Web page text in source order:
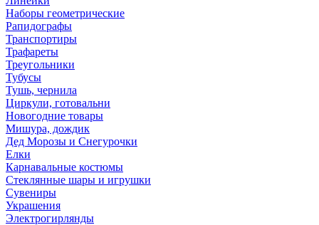
Наборы геометрические
Рапидографы
Транспортиры
Трафареты
Треугольники
Тубусы
Тушь, чернила
Циркули, готовальни
Новогодние товары
Мишура, дождик
Дед Морозы и Снегурочки
Елки
Карнавальные костюмы
Стеклянные шары и игрушки
Сувениры
Украшения
Электрогирлянды